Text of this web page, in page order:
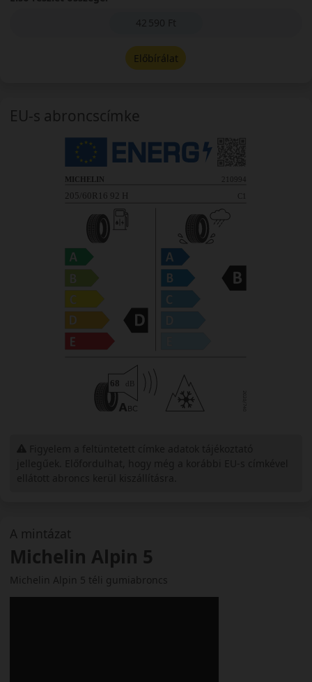
A mintázat
Michelin Alpin 5
Michelin Alpin 5 téli gumiabroncs
42 590 Ft
Előbírálat
EU-s abroncscímke